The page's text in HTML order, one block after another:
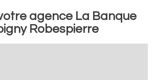
agence La Banque
Robespierre